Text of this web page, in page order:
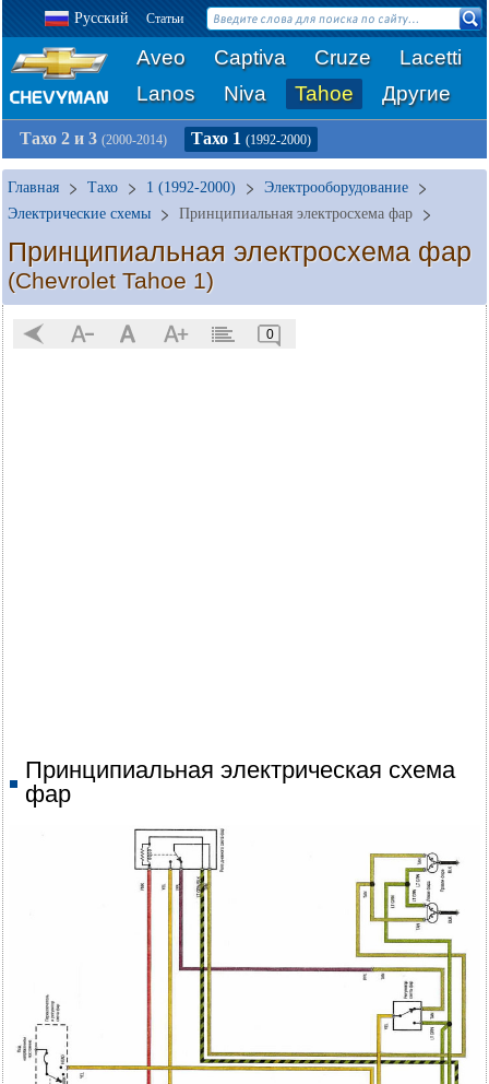
Русский Статьи
Aveo Captiva Cruze
Lacetti
Lanos
Niva Tahoe Другие
Тахо 2 и 3 (2000-2014) Тахо 1 (1992-2000)
Главная Тахо 1 (1992-2000)
Электрооборудование
Электрические схемы
Принципиальная электросхема фар
Принципиальная электросхема фар
(Chevrolet Tahoe 1)
0
Принципиальная электрическая схема
фар